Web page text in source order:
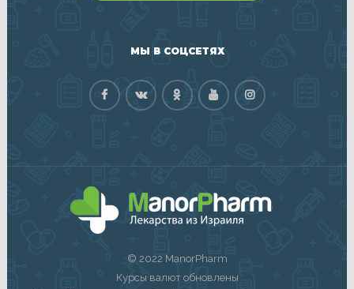
МЫ В СОЦСЕТЯХ
© 2022 ManorPharm
Курсы валют обновлены